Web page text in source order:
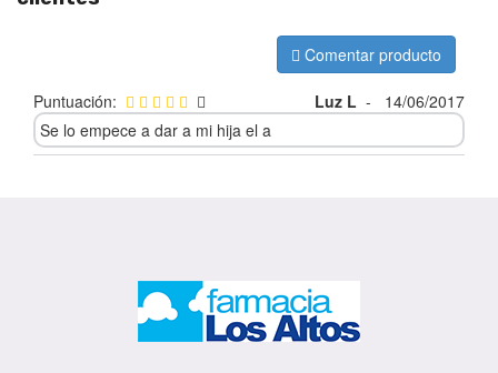
Comentar producto
Puntuación: Luz L -
14/06/2017
Se lo empece a dar a mi hija el a